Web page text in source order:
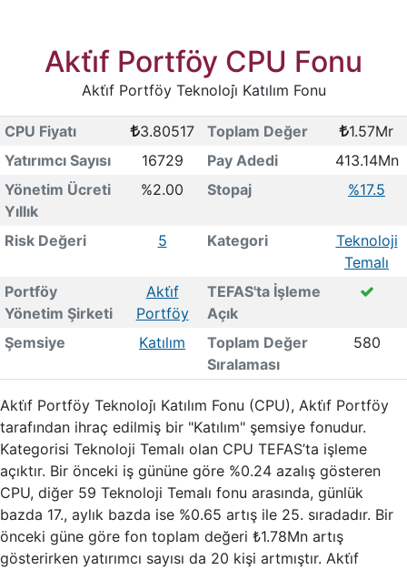
Akti̇f Portföy CPU Fonu
Akti̇f Portföy Teknoloji̇ Katılım Fonu
CPU Fiyatı 3.80517 Toplam Değer
1.57Mr
Yatırımcı Sayısı
16729 Pay Adedi
413.14Mn
Yönetim Ücreti
Yıllık
%2.00 Stopaj %17.5
Risk Değeri 5 Kategori
Teknoloji
Temalı
Portföy
Yönetim Şirketi
Akti̇f
Portföy
TEFAS'ta İşleme
Açık
Şemsiye
Katılım
Toplam Değer
Sıralaması
580
Akti̇f Portföy Teknoloji̇ Katılım Fonu (CPU), Akti̇f Portföy
tarafından ihraç edilmiş bir "Katılım" şemsiye fonudur.
Kategorisi Teknoloji Temalı olan CPU TEFAS’ta işleme
açıktır. Bir önceki iş gününe göre %0.24 azalış gösteren
CPU, diğer 59 Teknoloji Temalı fonu arasında, günlük
bazda 17., aylık bazda ise %0.65 artış ile 25. sıradadır. Bir
önceki güne göre fon toplam değeri ₺1.78Mn artış
gösterirken yatırımcı sayısı da 20 kişi artmıştır. Akti̇f